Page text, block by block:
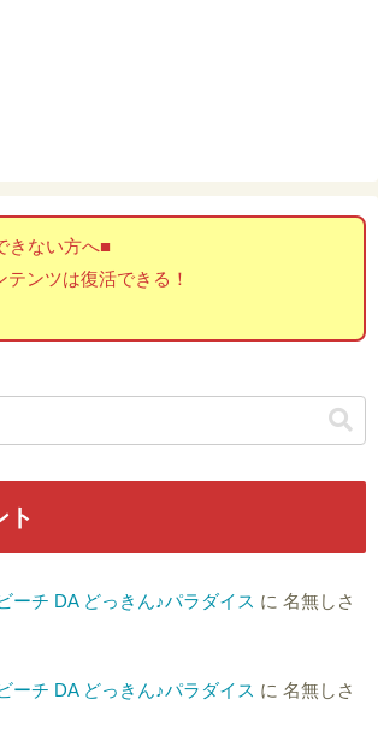
きない方へ■
テンツは復活できる！
ト
チ DA どっきん♪パラダイス に 名無しさ
チ DA どっきん♪パラダイス に 名無しさ